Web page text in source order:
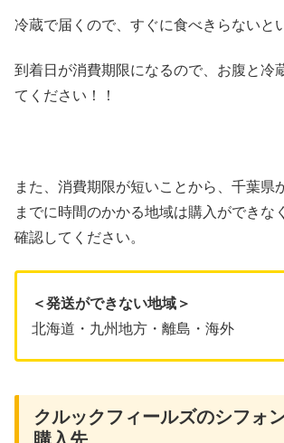
冷蔵で届くので、すぐに食べきらないと
到着日が消費期限になるので、お腹と冷
てください！！
また、消費期限が短いことから、千葉県
までに時間のかかる地域は購入ができな
確認してください。
＜発送ができない地域＞
北海道・九州地方・離島・海外
クルックフィールズのシフォ